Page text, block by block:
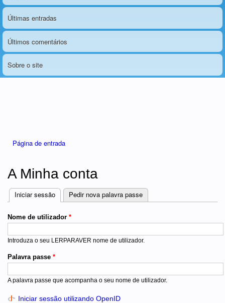
Últimas entradas
Últimos comentários
Sobre o site
Página de entrada
A Minha conta
Separadores
Iniciar sessão (separador ativo)
Pedir nova palavra passe
Nome de utilizador *
Introduza o seu LERPARAVER nome de utilizador.
Palavra passe *
A palavra passe que acompanha o seu nome de utilizador.
Iniciar sessão utilizando OpenID